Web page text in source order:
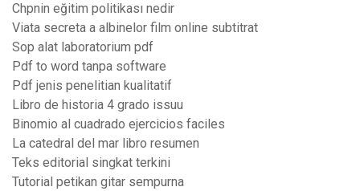
Chpnin eğitim politikası nedir
Viata secreta a albinelor film online subtitrat
Sop alat laboratorium pdf
Pdf to word tanpa software
Pdf jenis penelitian kualitatif
Libro de historia 4 grado issuu
Binomio al cuadrado ejercicios faciles
La catedral del mar libro resumen
Teks editorial singkat terkini
Tutorial petikan gitar sempurna